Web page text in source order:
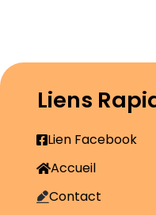
Liens
Lien Facebook
Accueil
Contact